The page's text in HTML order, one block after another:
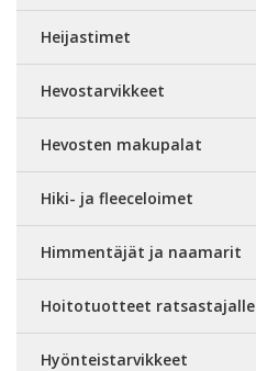
Heijastimet
Hevostarvikkeet
Hevosten makupalat
Hiki- ja fleeceloimet
Himmentäjät ja naamarit
Hoitotuotteet ratsastajalle
Hyönteistarvikkeet